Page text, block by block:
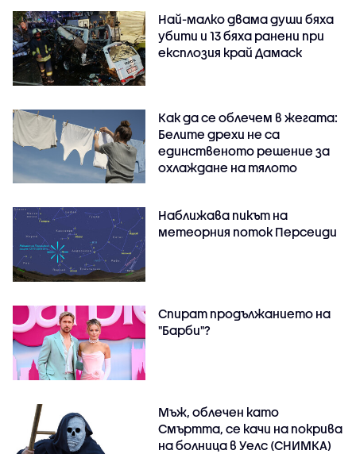
Най-малко двама души бяха
убити и 13 бяха ранени при
експлозия край Дамаск
Как да се облечем в жегата:
Белите дрехи не са
единственото решение за
охлаждане на тялото
Наближава пикът на
метеорния поток Персеиди
Спират продължанието на
"Барби"?
Мъж, облечен като
Смъртта, се качи на покрива
на болница в Уелс (СНИМКА)